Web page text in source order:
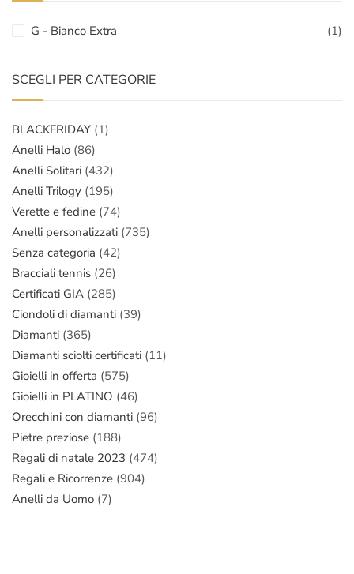
G - Bianco Extra (1)
SCEGLI PER CATEGORIE
BLACKFRIDAY (1)
Anelli Halo (86)
Anelli Solitari (432)
Anelli Trilogy (195)
Verette e fedine (74)
Anelli personalizzati (735)
Senza categoria (42)
Bracciali tennis (26)
Certificati GIA (285)
Ciondoli di diamanti (39)
Diamanti (365)
Diamanti sciolti certificati (11)
Gioielli in offerta (575)
Gioielli in PLATINO (46)
Orecchini con diamanti (96)
Pietre preziose (188)
Regali di natale 2023 (474)
Regali e Ricorrenze (904)
Anelli da Uomo (7)